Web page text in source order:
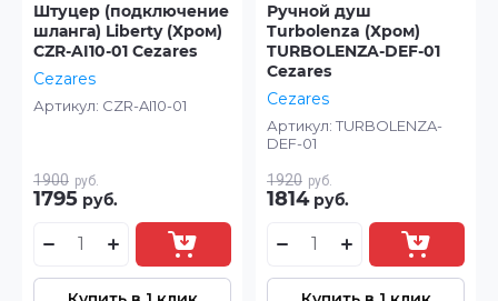
Штуцер (подключение
шланга) Liberty (Хром)
CZR-AI10-01 Cezares
Cezares
Артикул: CZR-AI10-01
1900 руб.
1795 руб.
Ручной душ
Turbolenza (Хром)
TURBOLENZA-DEF-01
Cezares
Cezares
Артикул: TURBOLENZA-
DEF-01
1920 руб.
1814 руб.